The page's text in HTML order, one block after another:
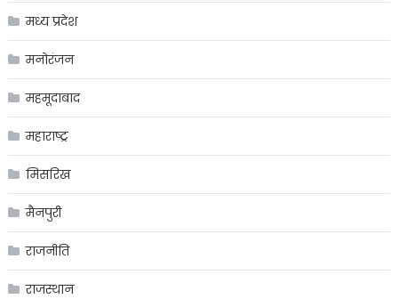
मध्य प्रदेश
मनोरंजन
महमूदाबाद
महाराष्ट्र
मिसरिख
मैनपुरी
राजनीति
राजस्थान